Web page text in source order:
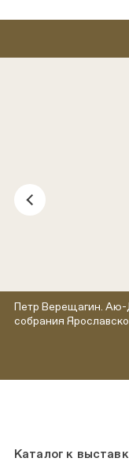
Петр Верещагин. Аю-
собрания
Каталог к